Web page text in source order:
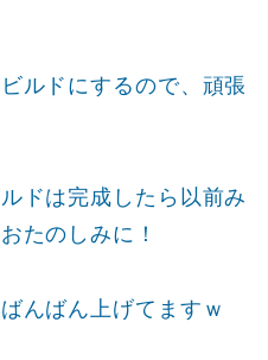
ルドにするので、頑張
ドは完成したら以前み
たのしみに！
んばん上げてますｗ